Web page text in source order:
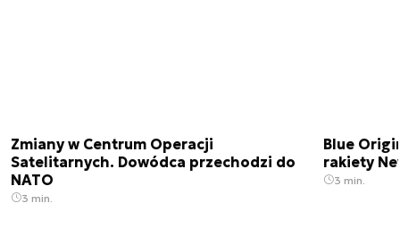
Zmiany w Centrum Operacji
Satelitarnych. Dowódca przechodzi do
NATO
3 min.
Blue
rakiety
3 min.